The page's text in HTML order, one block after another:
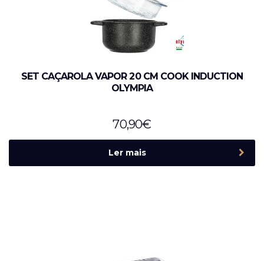
SET CAÇAROLA VAPOR 20 CM COOK INDUCTION
OLYMPIA
70,90€
Ler mais